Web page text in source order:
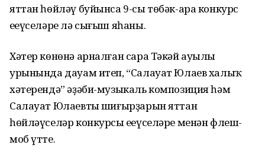
яттан һөйләү буйынса 9-сы төбәк-ара конкурс
еңеүселәре лә сығыш яһаны.
Хәтер көнөнә арналған сара Тәкәй ауылы
урынында дауам итеп, “Салауат Юлаев халыҡ
хәтерендә” әҙәби-музыкаль композиция һәм
Салауат Юлаевтың шиғырҙарын яттан
һөйләүселәр конкурсы еңеүселәре менән флеш-
моб үтте.